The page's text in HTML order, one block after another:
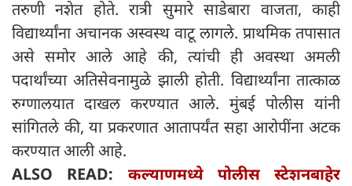
तरुणी नशेत होते. रात्री सुमारे साडेबारा वाजता, काही
विद्यार्थ्यांना अचानक अस्वस्थ वाटू लागले. प्राथमिक तपासात
असे समोर आले आहे की, त्यांची ही अवस्था अमली
पदार्थांच्या अतिसेवनामुळे झाली होती. विद्यार्थ्यांना तात्काळ
रुग्णालयात दाखल करण्यात आले. मुंबई पोलीस यांनी
सांगितले की, या प्रकरणात आतापर्यंत सहा आरोपींना अटक
करण्यात आली आहे.
ALSO READ: कल्याणमध्ये पोलीस स्टेशनबाहेर